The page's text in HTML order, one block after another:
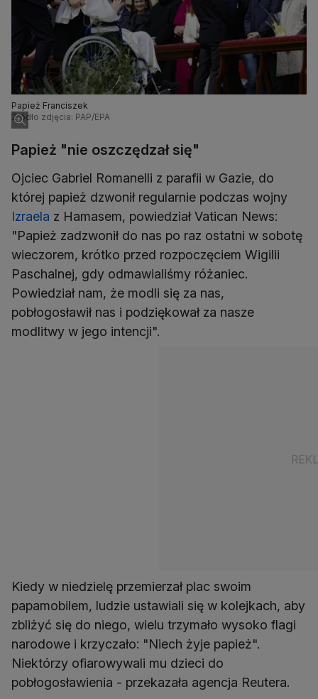
Papież Franciszek
Źródło zdjęcia: PAP/EPA
Papież "nie oszczędzał się"
Ojciec Gabriel Romanelli z parafii w Gazie, do
której papież dzwonił regularnie podczas wojny
Izraela z Hamasem, powiedział Vatican News:
"Papież zadzwonił do nas po raz ostatni w sobotę
wieczorem, krótko przed rozpoczęciem Wigilii
Paschalnej, gdy odmawialiśmy różaniec.
Powiedział nam, że modli się za nas,
pobłogosławił nas i podziękował za nasze
modlitwy w jego intencji".
Kiedy w niedzielę przemierzał plac swoim
papamobilem, ludzie ustawiali się w kolejkach, aby
zbliżyć się do niego, wielu trzymało wysoko flagi
narodowe i krzyczało: "Niech żyje papież".
Niektórzy ofiarowywali mu dzieci do
pobłogosławienia - przekazała agencja Reutera.